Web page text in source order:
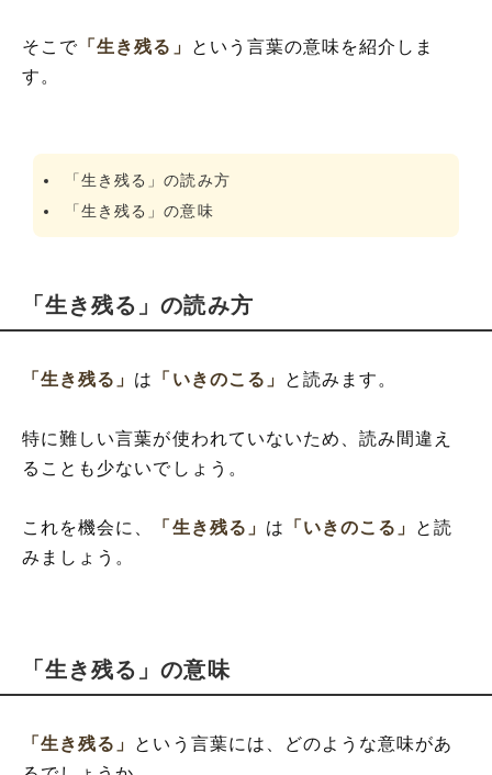
そこで 「生き残る」
という言葉の意味を紹介しま
す。
「生き残る」の読み方
「生き残る」の意味
「生き残る」の読み方
「生き残る」 は 「いきのこる」 と読みます。
特に難しい言葉が使われていないため、読み間違え
ることも少ないでしょう。
これを機会に、 「生き残る」 は 「いきのこる」 と読
みましょう。
「生き残る」の意味
「生き残る」 という言葉には、どのような意味があ